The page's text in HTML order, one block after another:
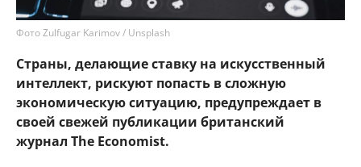
Фото Zulfugar Karimov / Unsplash
Страны, делающие ставку на искусственный
интеллект, рискуют попасть в сложную
экономическую ситуацию, предупреждает в
своей свежей публикации британский
журнал The Economist.